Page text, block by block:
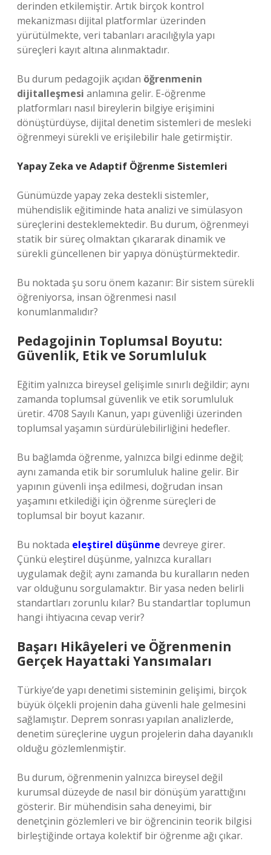
derinden etkilemiştir. Artık birçok kontrol
mekanizması dijital platformlar üzerinden
yürütülmekte, veri tabanları aracılığıyla yapı
süreçleri kayıt altına alınmaktadır.
Bu durum pedagojik açıdan öğrenmenin
dijitalleşmesi anlamına gelir. E-öğrenme
platformları nasıl bireylerin bilgiye erişimini
dönüştürdüyse, dijital denetim sistemleri de mesleki
öğrenmeyi sürekli ve erişilebilir hale getirmiştir.
Yapay Zeka ve Adaptif Öğrenme Sistemleri
Günümüzde yapay zeka destekli sistemler,
mühendislik eğitiminde hata analizi ve simülasyon
süreçlerini desteklemektedir. Bu durum, öğrenmeyi
statik bir süreç olmaktan çıkararak dinamik ve
sürekli güncellenen bir yapıya dönüştürmektedir.
Bu noktada şu soru önem kazanır: Bir sistem sürekli
öğreniyorsa, insan öğrenmesi nasıl
konumlanmalıdır?
Pedagojinin Toplumsal Boyutu:
Güvenlik, Etik ve Sorumluluk
Eğitim yalnızca bireysel gelişimle sınırlı değildir; aynı
zamanda toplumsal güvenlik ve etik sorumluluk
üretir. 4708 Sayılı Kanun, yapı güvenliği üzerinden
toplumsal yaşamın sürdürülebilirliğini hedefler.
Bu bağlamda öğrenme, yalnızca bilgi edinme değil;
aynı zamanda etik bir sorumluluk haline gelir. Bir
yapının güvenli inşa edilmesi, doğrudan insan
yaşamını etkilediği için öğrenme süreçleri de
toplumsal bir boyut kazanır.
Bu noktada eleştirel düşünme devreye girer.
Çünkü eleştirel düşünme, yalnızca kuralları
uygulamak değil; aynı zamanda bu kuralların neden
var olduğunu sorgulamaktır. Bir yasa neden belirli
standartları zorunlu kılar? Bu standartlar toplumun
hangi ihtiyacına cevap verir?
Başarı Hikâyeleri ve Öğrenmenin
Gerçek Hayattaki Yansımaları
Türkiye’de yapı denetimi sisteminin gelişimi, birçok
büyük ölçekli projenin daha güvenli hale gelmesini
sağlamıştır. Deprem sonrası yapılan analizlerde,
denetim süreçlerine uygun projelerin daha dayanıklı
olduğu gözlemlenmiştir.
Bu durum, öğrenmenin yalnızca bireysel değil
kurumsal düzeyde de nasıl bir dönüşüm yarattığını
gösterir. Bir mühendisin saha deneyimi, bir
denetçinin gözlemleri ve bir öğrencinin teorik bilgisi
birleştiğinde ortaya kolektif bir öğrenme ağı çıkar.